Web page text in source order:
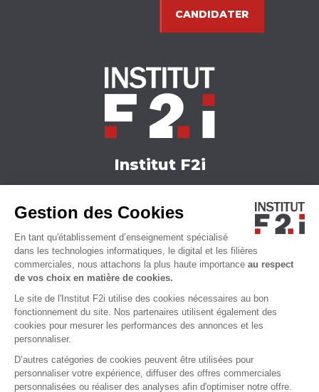
Gestion des Cookies
En tant qu'établissement d’enseignement spécialisé
dans les technologies informatiques, le digital et les filières
commerciales, nous attachons la plus haute importance au respect
de vos choix en matière de cookies.
Le site de l'Institut F2i utilise des cookies nécessaires au bon
fonctionnement du site. Nos partenaires utilisent également des
cookies pour mesurer les performances des annonces et les
personnaliser.
D’autres catégories de cookies peuvent être utilisées pour
personnaliser votre expérience, diffuser des offres commerciales
personnalisées ou réaliser des analyses afin d'optimiser notre offre.
CANDIDATER
Institut F2i
Actualités
Qui sommes-nous ?
Accessibilité